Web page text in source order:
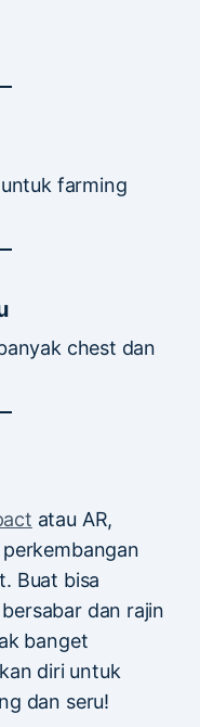
farming
chest dan
atau AR,
Buat bisa
dan rajin
banget
diri untuk
dan seru!